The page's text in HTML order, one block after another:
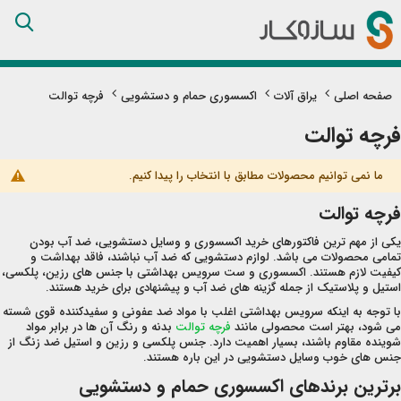
Skip
to
Content
صفحه اصلی یراق آلات اکسسوری حمام و دستشویی فرچه توالت
فرچه توالت
ما نمی توانیم محصولات مطابق با انتخاب را پیدا کنیم.
فرچه توالت
یکی از مهم ترین فاکتورهای خرید اکسسوری و وسایل دستشویی، ضد آب بودن
تمامی محصولات می باشد. لوازم دستشویی که ضد آب نباشند، فاقد بهداشت و
کیفیت لازم هستند. اکسسوری و ست سرویس بهداشتی با جنس های رزین، پلکسی،
استیل و پلاستیک از جمله گزینه های ضد آب و پیشنهادی برای خرید هستند.
با توجه به اینکه سرویس بهداشتی اغلب با مواد ضد عفونی و سفیدکننده قوی شسته
می شود، بهتر است محصولی مانند فرچه توالت بدنه و رنگ آن ها در برابر مواد
شوینده مقاوم باشند، بسیار اهمیت دارد. جنس پلکسی و رزین و استیل ضد زنگ از
جنس های خوب وسایل دستشویی در این باره هستند.
برترین برندهای اکسسوری حمام و دستشویی